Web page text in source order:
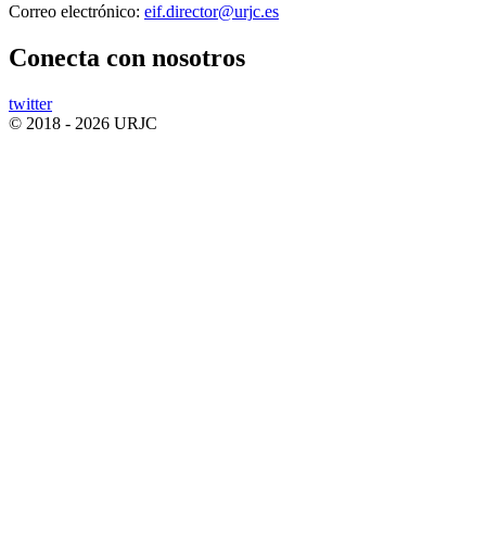
Correo electrónico:
Conecta con nosotros
twitter
© 2018 - 2026 URJC